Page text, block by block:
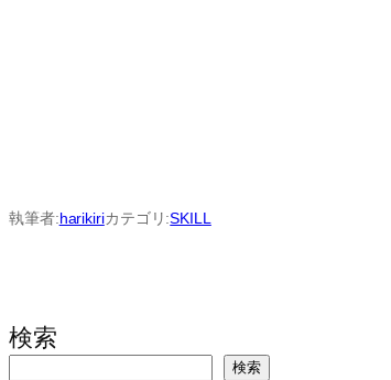
執筆者:harikiriカテゴリ:SKILL
検索
検索